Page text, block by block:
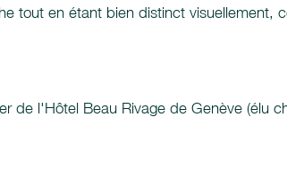
tout en étant bien distinct visuellement,
de l'Hôtel Beau Rivage de Genève (élu